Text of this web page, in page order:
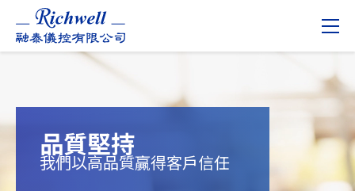
品質堅持
我們以高品質贏得客戶信任